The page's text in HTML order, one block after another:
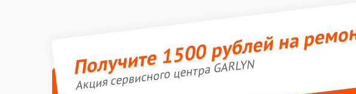
Получите 1500 рублей на
Акция сервисного центра GARLYN